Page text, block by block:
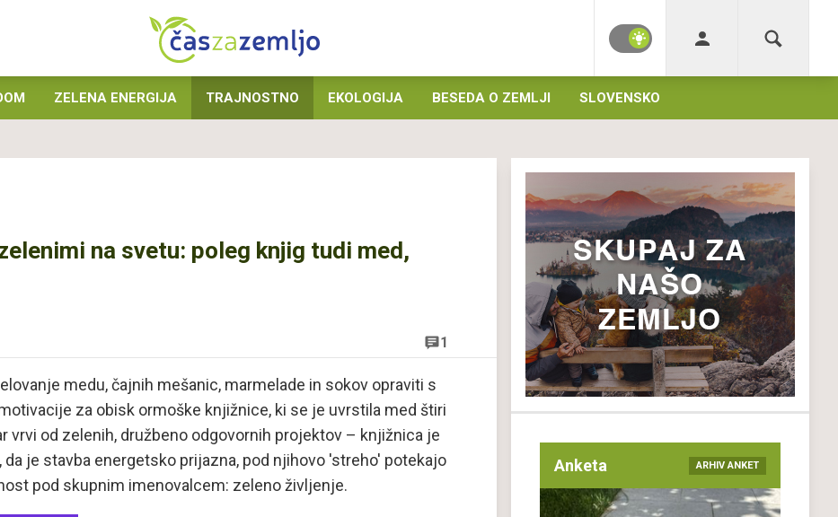
ZELENA ENERGIJA TRAJNOSTNO EKOLOGIJA BESEDA O ZEMLJI SLOVENSKO
na svetu: poleg knjig tudi med,
1
medu, čajnih mešanic, marmelade in sokov opraviti s
za obisk ormoške knjižnice, ki se je uvrstila med štiri
vrvi od zelenih, družbeno odgovornih projektov – knjižnica je
je stavba energetsko prijazna, pod njihovo 'streho' potekajo
pod skupnim imenovalcem: zeleno življenje.
Anketa ARHIV ANKET